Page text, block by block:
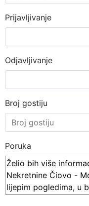
Prijavljivanje
Odjavljivanje
Broj gostiju
Poruka